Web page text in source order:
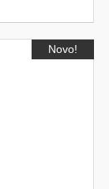
Il
Novo!